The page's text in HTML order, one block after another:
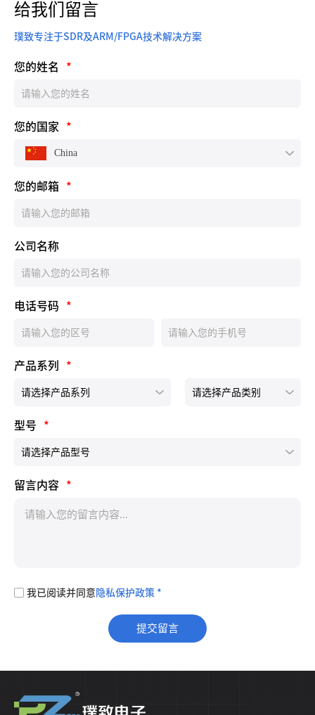
给我们留言
璞致专注于SDR及ARM/FPGA技术解决方案
您的姓名 *
您的国家 *
China
您的邮箱 *
公司名称
电话号码 *
产品系列 *
型号 *
留言内容 *
我已阅读并同意 隐私保护政策 *